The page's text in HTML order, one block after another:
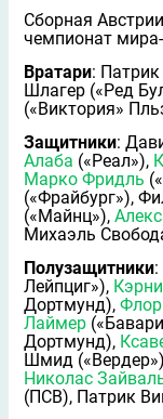
Сборная
чемпионат
Вратари:
Шлагер («Ред
(«Виктория»
Защитники:
Алаба («Реал»),
Марко Фридль
(«Фрайбург»),
(«Майнц»),
Михаэль
Полузащитники:
Лейпциг»),
Дортмунд),
Лаймер
Дортмунд),
Шмид
Николас
(ПСВ), Патрик